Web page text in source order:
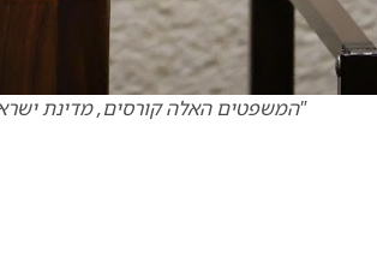
"המשפטים האלה קורסים, מדינת